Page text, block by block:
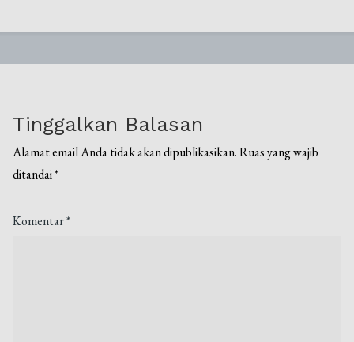
Tinggalkan Balasan
Alamat email Anda tidak akan dipublikasikan. Ruas yang wajib
ditandai*
Komentar*